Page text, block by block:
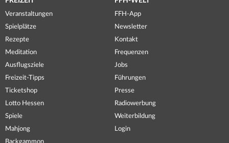
Veranstaltungen
Spielplätze
Rezepte
Meditation
Ausflugsziele
Freizeit-Tipps
Ticketshop
Lotto Hessen
Spiele
Mahjong
Backgammon
FFH-App
Newsletter
Kontakt
Frequenzen
Jobs
Führungen
Presse
Radiowerbung
Weiterbildung
Login